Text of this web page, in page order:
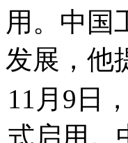
用。中国
发展，他
11月9日
式启用。